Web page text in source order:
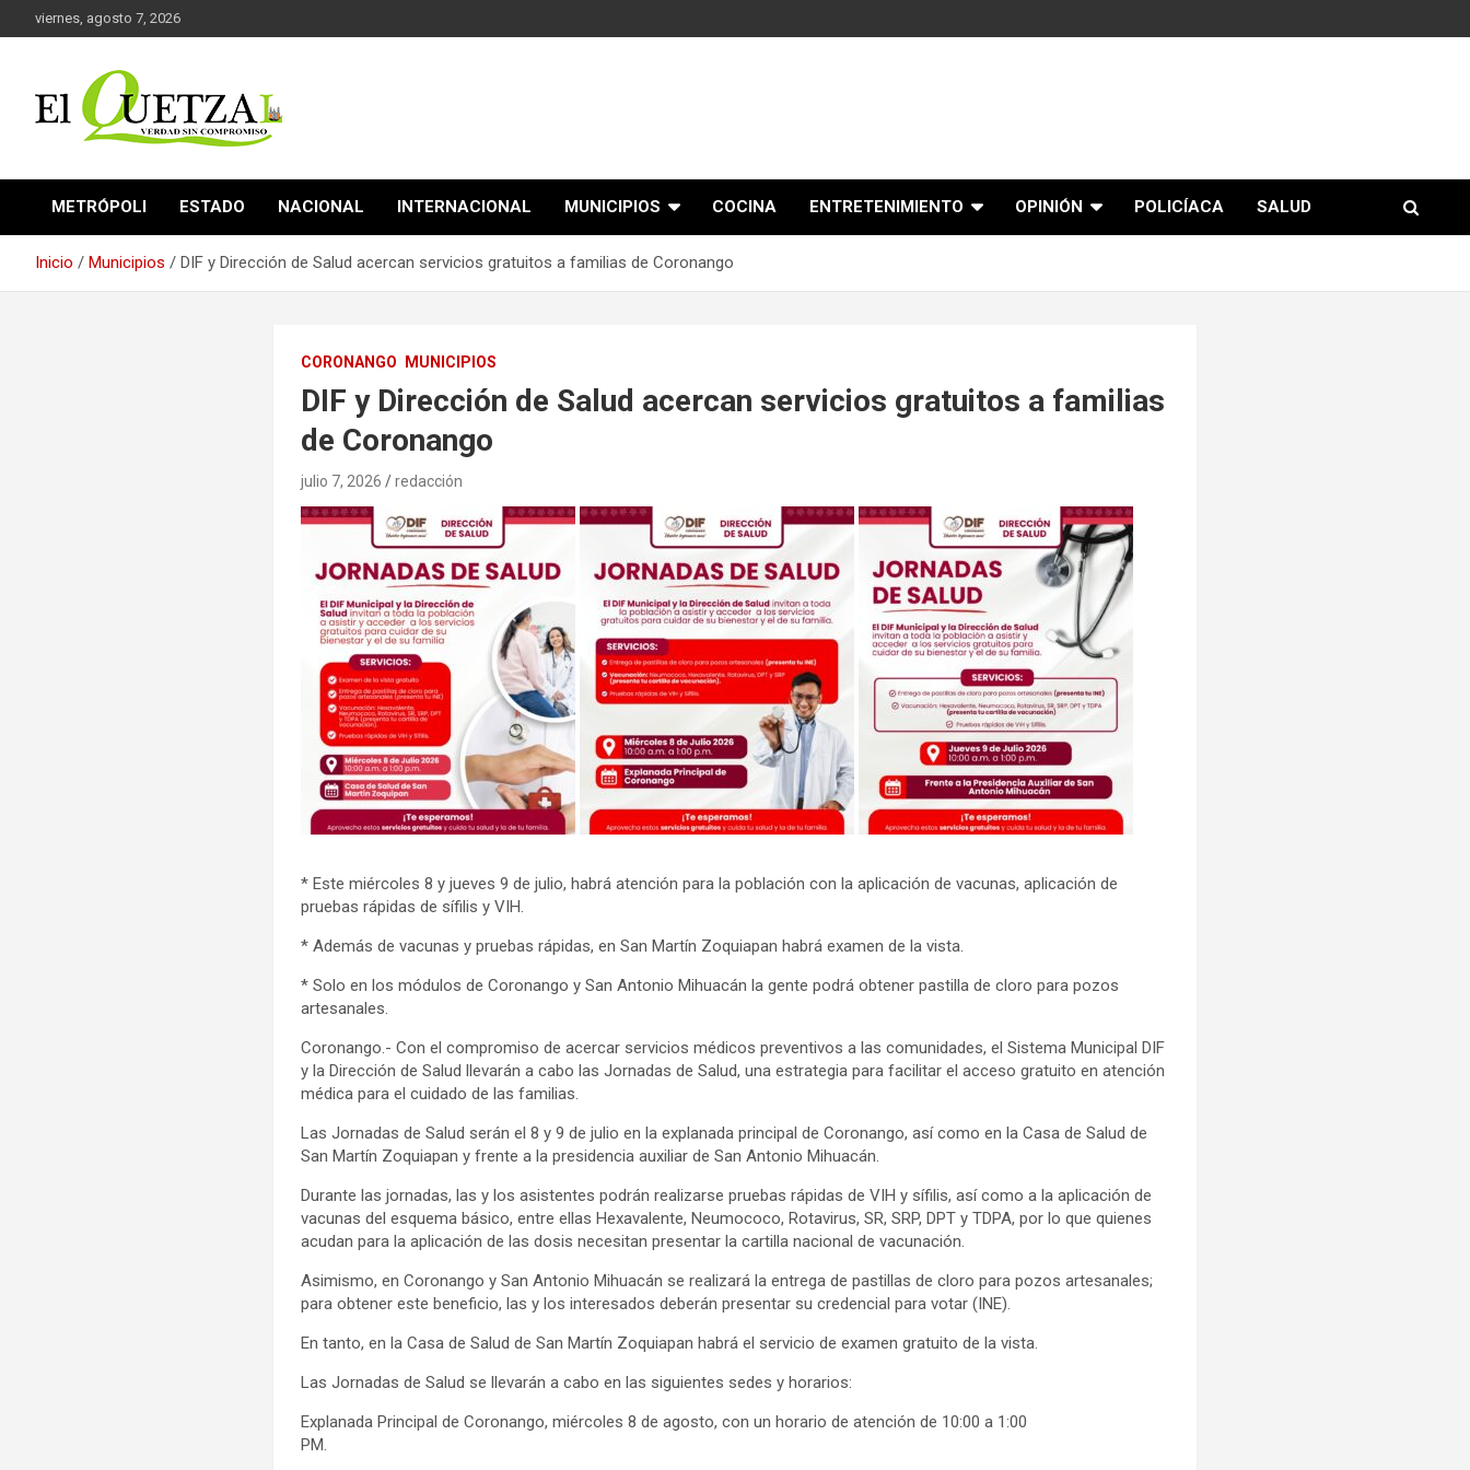
al
viernes, agosto 7, 2026
El Quetzal de Cholula
METRÓPOLI ESTADO NACIONAL INTERNACIONAL MUNICIPIOS COCINA ENTRETENIMIENTO OPINIÓN POLICÍACA SALUD
Inicio Municipios DIF y Dirección de Salud acercan servicios gratuitos a familias de Coronango
CORONANGO MUNICIPIOS
DIF y Dirección de Salud acercan servicios gratuitos a familias
de Coronango
julio 7, 2026 redacción
* Este miércoles 8 y jueves 9 de julio, habrá atención para la población con la aplicación de vacunas, aplicación de
pruebas rápidas de sífilis y VIH.
* Además de vacunas y pruebas rápidas, en San Martín Zoquiapan habrá examen de la vista.
* Solo en los módulos de Coronango y San Antonio Mihuacán la gente podrá obtener pastilla de cloro para pozos
artesanales.
Coronango.- Con el compromiso de acercar servicios médicos preventivos a las comunidades, el Sistema Municipal DIF
y la Dirección de Salud llevarán a cabo las Jornadas de Salud, una estrategia para facilitar el acceso gratuito en atención
médica para el cuidado de las familias.
Las Jornadas de Salud serán el 8 y 9 de julio en la explanada principal de Coronango, así como en la Casa de Salud de
San Martín Zoquiapan y frente a la presidencia auxiliar de San Antonio Mihuacán.
Durante las jornadas, las y los asistentes podrán realizarse pruebas rápidas de VIH y sífilis, así como a la aplicación de
vacunas del esquema básico, entre ellas Hexavalente, Neumococo, Rotavirus, SR, SRP, DPT y TDPA, por lo que quienes
acudan para la aplicación de las dosis necesitan presentar la cartilla nacional de vacunación.
Asimismo, en Coronango y San Antonio Mihuacán se realizará la entrega de pastillas de cloro para pozos artesanales;
para obtener este beneficio, las y los interesados deberán presentar su credencial para votar (INE).
En tanto, en la Casa de Salud de San Martín Zoquiapan habrá el servicio de examen gratuito de la vista.
Las Jornadas de Salud se llevarán a cabo en las siguientes sedes y horarios:
Explanada Principal de Coronango, miércoles 8 de agosto, con un horario de atención de 10:00 a 1:00
PM.